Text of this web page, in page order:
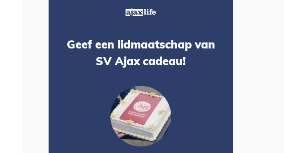
Geef een lidmaatschap van
SV Ajax cadeau!